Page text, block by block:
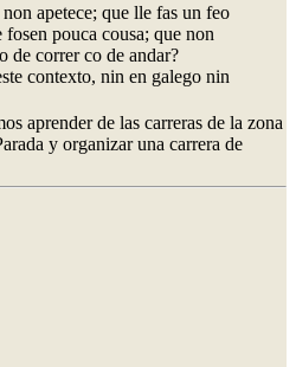
apetece; que lle fas un feo
pouca cousa; que non
de correr co de andar?
contexto, nin en galego nin
aprender de las carreras de la zona
y organizar una carrera de